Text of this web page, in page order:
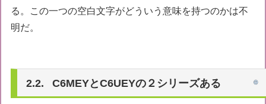
る。この一つの空白文字がどういう意味を持つのかは不
明だ。
C6MEYとC6UEYの２シリーズある